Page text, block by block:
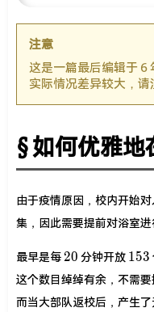
注意
这是一篇最后编辑于 6
实际情况差异较大，请
如何优雅地
由于疫情原因，校内开始
集，因此需要提前对浴室进
最早是每20
20 分钟开放 153
153
这个数目绰绰有余，不需要
而当大部队返校后，产生